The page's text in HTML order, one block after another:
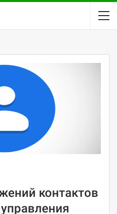
контактов